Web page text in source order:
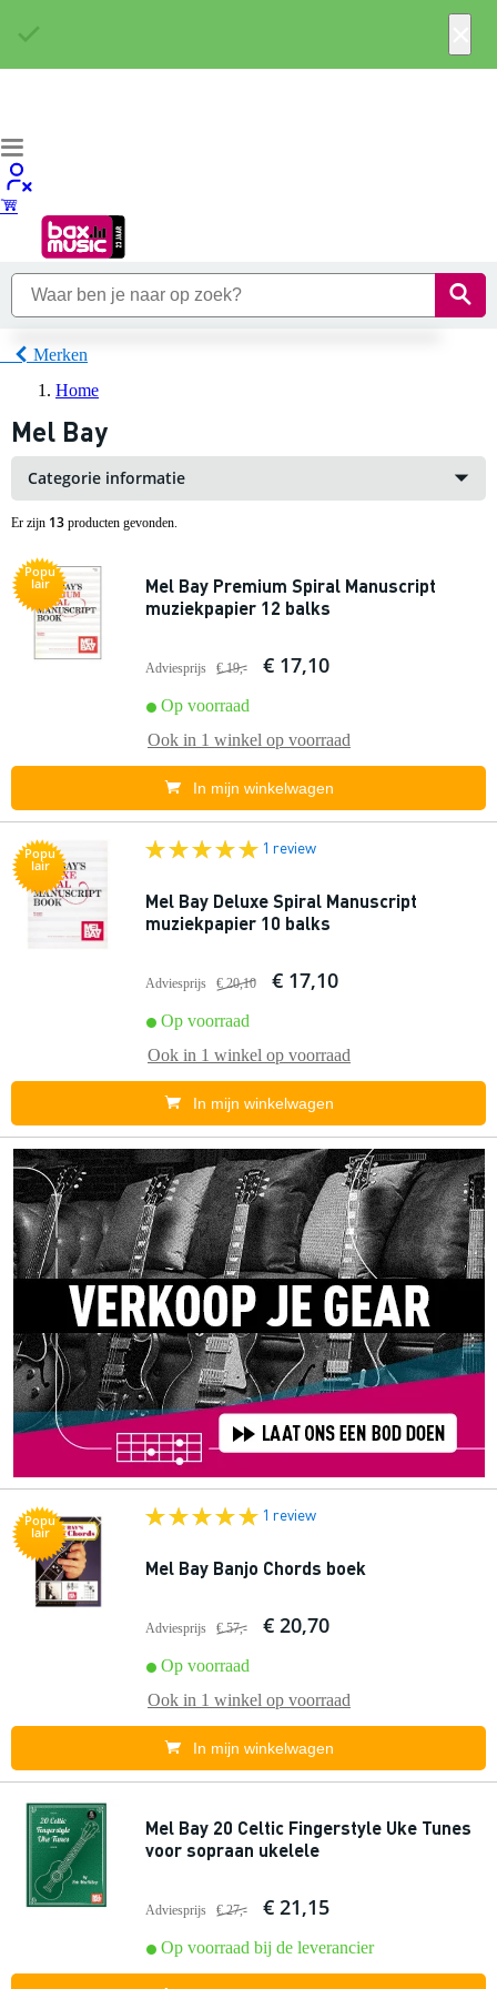
Merken
Home
Mel Bay
Categorie informatie
Er zijn 13 producten gevonden.
Popu
lair
Mel Bay Premium Spiral Manuscript
muziekpapier 12 balks
Adviesprijs € 19,- € 17,10
Op voorraad
Ook in 1 winkel op voorraad
In mijn winkelwagen
Popu
lair
1 review
Mel Bay Deluxe Spiral Manuscript
muziekpapier 10 balks
Adviesprijs € 20,10 € 17,10
Op voorraad
Ook in 1 winkel op voorraad
In mijn winkelwagen
Popu
lair
1 review
Mel Bay Banjo Chords boek
Adviesprijs € 57,- € 20,70
Op voorraad
Ook in 1 winkel op voorraad
In mijn winkelwagen
Mel Bay 20 Celtic Fingerstyle Uke Tunes
voor sopraan ukelele
Adviesprijs € 27,- € 21,15
Op voorraad bij de leverancier